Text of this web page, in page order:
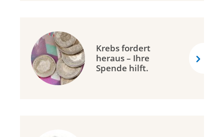
Krebs fordert
heraus – Ihre
Spende hilft.